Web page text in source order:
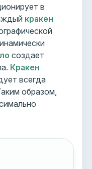
в
кракен
создает
Кракен
всегда
образом,